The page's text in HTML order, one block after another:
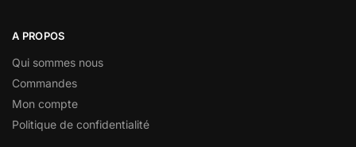
A PROPOS
Qui sommes nous
Commandes
Mon compte
Politique de confidentialité